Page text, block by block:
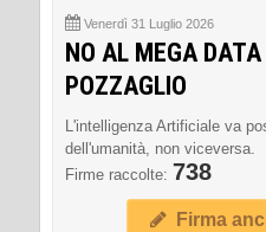
Venerdì 31 Luglio 2026
NO AL MEGA
POZZAGLIO
L'intelligenza Artificiale va
dell'umanità, non viceversa.
Firme raccolte: 738
Firma